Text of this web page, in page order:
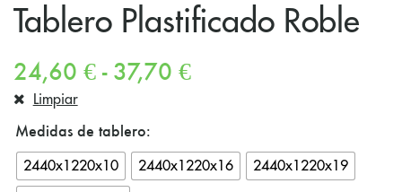
Tablero Plastificado Roble
24,60 € - 37,70 €
Medidas de tablero
2440x1220x10 2440x1220x16 2440x1220x19
Limpiar